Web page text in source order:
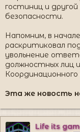
гостиниц и
безопасности.
Напомним, в
раскритиковал
увольнение
должностных лиц
Эта же новость
Life its